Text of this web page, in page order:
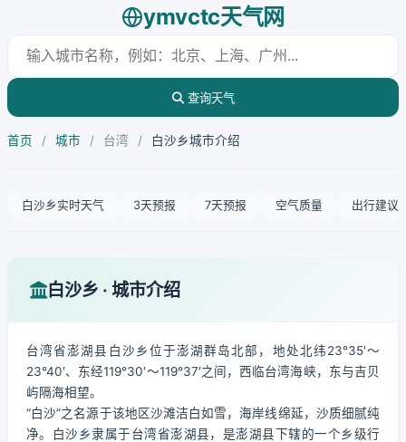
ymvctc天气网
查询天气
首页 / 城市 / 台湾 / 白沙乡城市介绍
白沙乡实时天气 3天预报 7天预报 空气质量 出行建议
白沙乡 · 城市介绍
台湾省澎湖县白沙乡位于澎湖群岛北部，地处北纬23°35′～
23°40′、东经119°30′～119°37′之间，西临台湾海峡，东与吉贝
屿隔海相望。
“白沙”之名源于该地区沙滩洁白如雪，海岸线绵延，沙质细腻纯
净。白沙乡隶属于台湾省澎湖县，是澎湖县下辖的一个乡级行